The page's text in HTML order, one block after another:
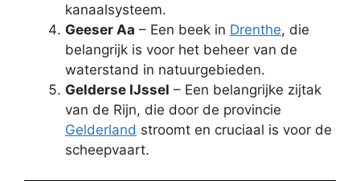
kanaalsysteem.
Geeser Aa – Een beek in Drenthe, die
belangrijk is voor het beheer van de
waterstand in natuurgebieden.
Gelderse IJssel – Een belangrijke zijtak
van de Rijn, die door de provincie
Gelderland stroomt en cruciaal is voor de
scheepvaart.